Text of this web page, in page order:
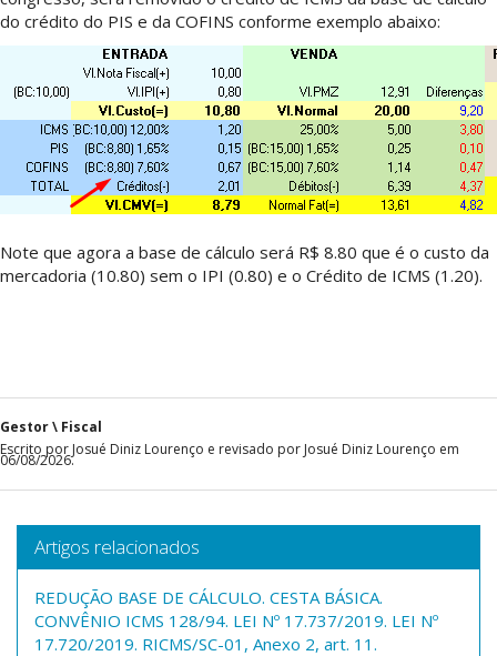
do crédito do PIS e da COFINS conforme exemplo abaixo:
Note que agora a base de cálculo será R$ 8.80 que é o custo da
mercadoria (10.80) sem o IPI (0.80) e o Crédito de ICMS (1.20).
Gestor \ Fiscal
Escrito por Josué Diniz Lourenço e revisado por Josué Diniz Lourenço em
06/08/2026.
Artigos relacionados
REDUÇÃO BASE DE CÁLCULO. CESTA BÁSICA.
CONVÊNIO ICMS 128/94. LEI Nº 17.737/2019. LEI Nº
17.720/2019. RICMS/SC-01, Anexo 2, art. 11.